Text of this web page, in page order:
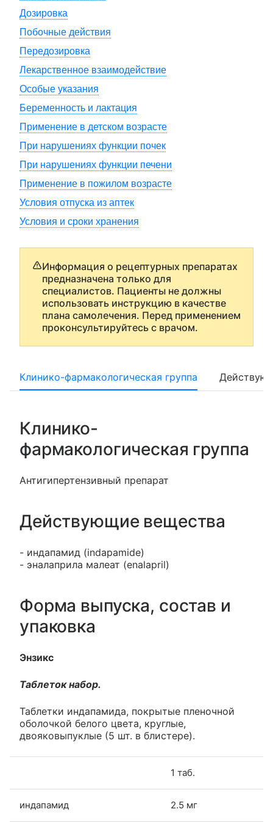
Дозировка
Побочные действия
Передозировка
Лекарственное взаимодействие
Особые указания
Беременность и лактация
Применение в детском возрасте
При нарушениях функции почек
При нарушениях функции печени
Применение в пожилом возрасте
Условия отпуска из аптек
Условия и сроки хранения
Информация о рецептурных препаратах
предназначена только для
специалистов. Пациенты не должны
использовать инструкцию в качестве
плана самолечения. Перед применением
проконсультируйтесь с врачом.
Клинико-фармакологическая группа
Клинико-
фармакологическая группа
Антигипертензивный препарат
Действующие вещества
- индапамид (indapamide)
- эналаприла малеат (enalapril)
Форма выпуска, состав и
упаковка
Энзикс
Таблеток набор.
Таблетки индапамида, покрытые пленочной
оболочкой белого цвета, круглые,
двояковыпуклые (5 шт. в блистере).
1 таб.
индапамид 2.5 мг